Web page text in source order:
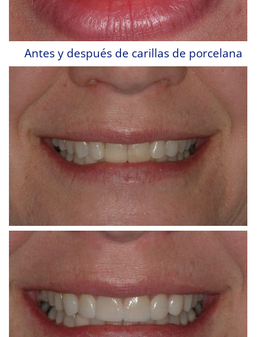
Antes y después de carillas de porcelana